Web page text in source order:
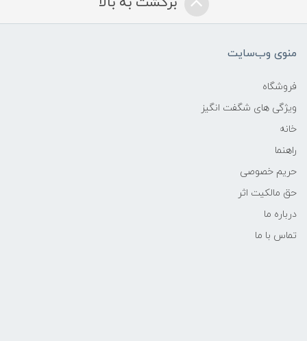
منوی وب‌سایت
فروشگاه
ویژگی های شگفت انگیز
خانه
راهنما
حریم خصوصی
حق مالکیت اثر
درباره ما
تماس با ما